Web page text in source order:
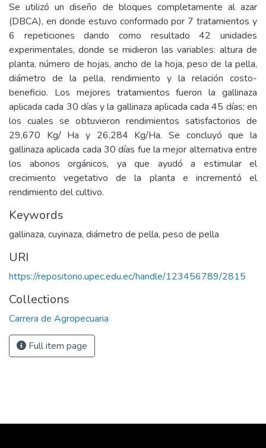
Se utilizó un diseño de bloques completamente al azar
(DBCA), en donde estuvo conformado por 7 tratamientos y
6 repeticiones dando como resultado 42 unidades
experimentales, donde se midieron las variables: altura de
planta, número de hojas, ancho de la hoja, peso de la pella,
diámetro de la pella, rendimiento y la relación costo-
beneficio. Los mejores tratamientos fueron la gallinaza
aplicada cada 30 días y la gallinaza aplicada cada 45 días; en
los cuales se obtuvieron rendimientos satisfactorios de
29,670 Kg/ Ha y 26,284 Kg/Ha. Se concluyó que la
gallinaza aplicada cada 30 días fue la mejor alternativa entre
los abonos orgánicos, ya que ayudó a estimular el
crecimiento vegetativo de la planta e incrementó el
rendimiento del cultivo.
Keywords
gallinaza, cuyinaza, diámetro de pella, peso de pella
URI
https://repositorio.upec.edu.ec/handle/123456789/2815
Collections
Carrera de Agropecuaria
Full item page